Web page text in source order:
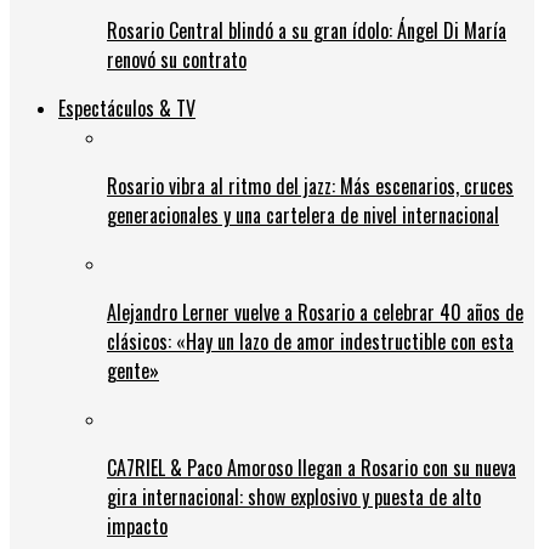
Rosario Central blindó a su gran ídolo: Ángel Di María
renovó su contrato
Espectáculos & TV
Rosario vibra al ritmo del jazz: Más escenarios, cruces
generacionales y una cartelera de nivel internacional
Alejandro Lerner vuelve a Rosario a celebrar 40 años de
clásicos: «Hay un lazo de amor indestructible con esta
gente»
CA7RIEL & Paco Amoroso llegan a Rosario con su nueva
gira internacional: show explosivo y puesta de alto
impacto